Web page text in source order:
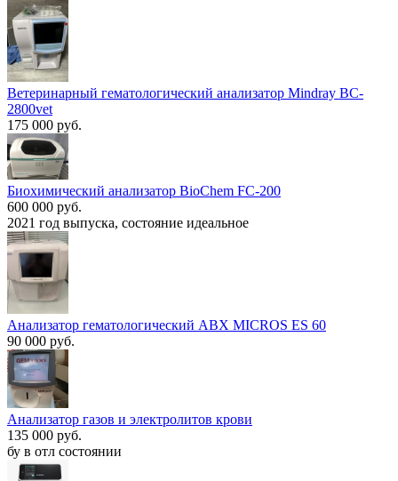
Ветеринарный гематологический анализатор Mindray BC-
2800vet
175 000 руб.
Биохимический анализатор BioChem FC-200
600 000 руб.
2021 год выпуска, состояние идеальное
Анализатор гематологический ABX MICROS ES 60
90 000 руб.
Анализатор газов и электролитов крови
135 000 руб.
бу в отл состоянии